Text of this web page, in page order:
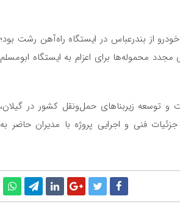
از بندرعباس در ایستگاه راه‌آهن رشت بود؛
محموله‌ها برای اعزام به ایستگاه ابومسلم
توسعه زیربناهای حمل‌ونقل کشور در گیلان،
فنی و اجرایی پروژه با مدیران حاضر به